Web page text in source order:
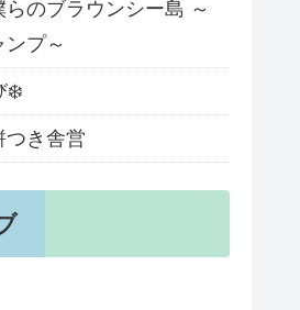
らのブラウンシー島 ～
プ～
❄️
つき舎営